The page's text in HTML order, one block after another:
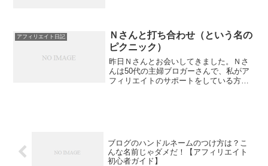
ら、間に合わなかったか...
アフィリエイト日記
Ｎさんと打ち合わせ（という名の
ピクニック）
昨日Ｎさんとお会いしてきました。Ｎさ
んは50代の主婦ブロガーさんで、私がア
フィリエイトのサポートをしている方。
ブログのハンドルネームのつけ方は？こ
んな名前じゃダメだ！【アフィリエイト
初心者ガイド】